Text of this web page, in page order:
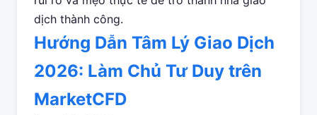
dịch thành công.
Hướng Dẫn Tâm Lý Giao Dịch
2026: Làm Chủ Tư Duy trên
MarketCFD